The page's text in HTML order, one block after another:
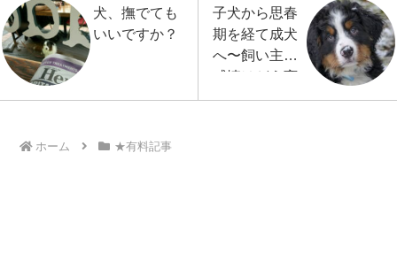
犬、撫でても
いいですか？
子犬から思春
期を経て成犬
へ〜飼い主の
感情はどう変
化していく
ホーム ★有料記事